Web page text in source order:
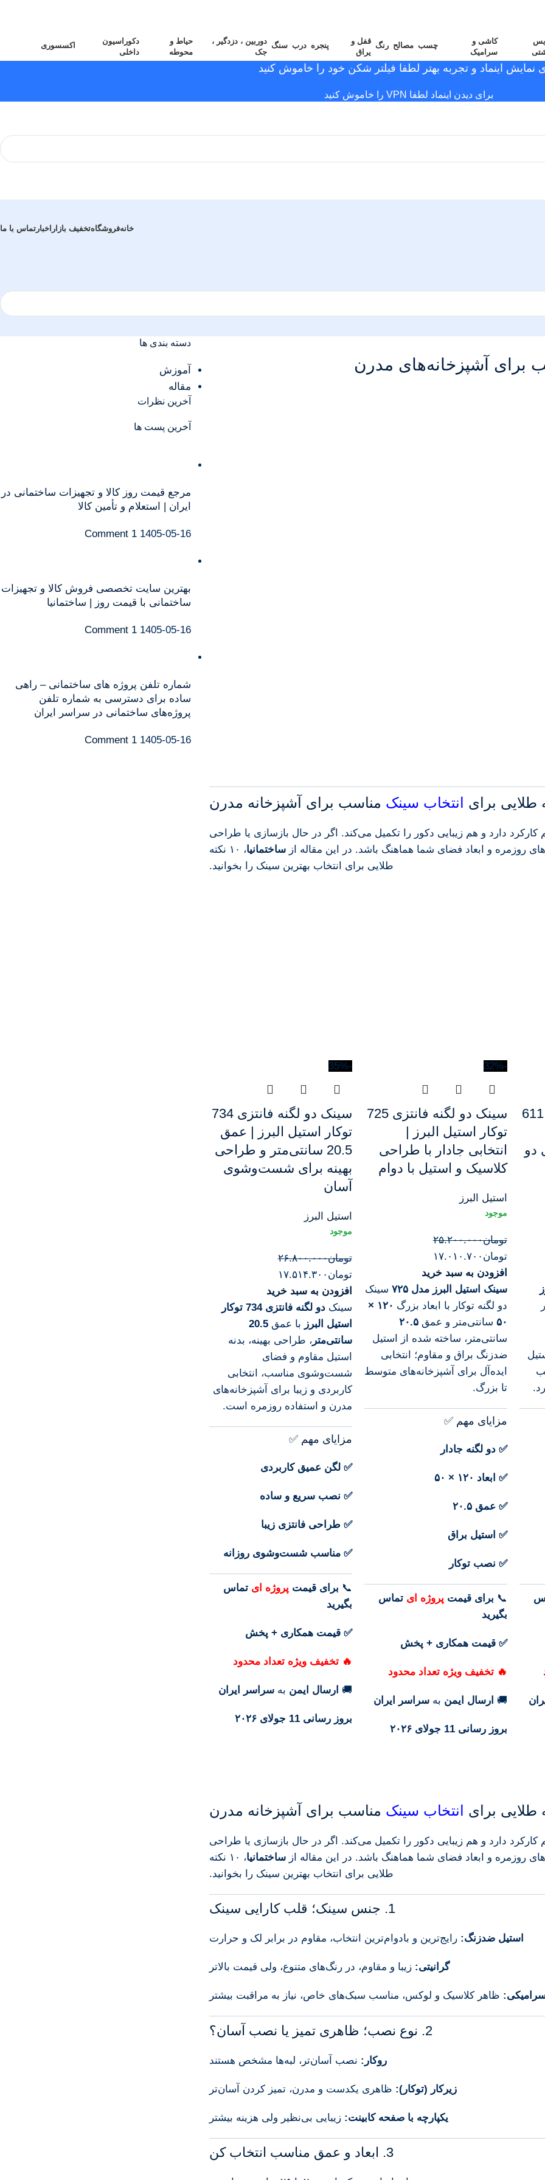
کاشی و
سرامیک
چسب مصالح رنگ قفل و
یراق
پنجره درب سنگ دوربین ، دزدگیر ،
جک
حیاط و
محوطه
دکوراسیون
داخلی
اکسسوری
نمایش اینماد و تجربه بهتر لطفا فیلتر شکن خود را خاموش کنید
برای دیدن اینماد لطفا VPN را خاموش کنید
خانهفروشگاهتخفیف بازار اخبار تماس با ما
طلایی برای انتخاب سینک مناسب برای آشپزخانه مدرن
کارکرد دارد و همزیبایی دکورراتکمیل می‌کند. اگر در حال بازسازی یا طراحی
روزمره و ابعاد فضای شما هماهنگ باشد. در این مقاله ازساختمانیا، ۱۰ نکته
طلایی برای انتخاب بهترین سینکرا بخوانید.
سینک دو لگنه فانتزی 611
دو
-32%
سینک دو لگنه فانتزی 725
توکار استیل البرز |
انتخابی جادار با طراحی
کلاسیک و استیل با دوام
استیل البرز
تومان۲۵.۲۰۰.۰۰۰
تومان ۱۷.۰۱۰.۷۰۰
افزودن به سبد خرید
سینک استیل البرز مدل ۷۲۵
سینک
دو لگنه توکار با ابعاد بزرگ
۱۲۰ ×
۵۰ سانتی‌متر و عمق ۲۰.۵
سانتی‌متر، ساخته شده از استیل
ضدزنگ براق و مقاوم؛ انتخابی
ایده‌آل برای آشپزخانه‌های متوسط
تا بزرگ.
مزایای مهم ✅
✅ دو لگنه جادار
✅ ابعاد ۱۲۰ × ۵۰
✅ عمق ۲۰.۵
✅ استیل براق
✅ نصب توکار
📞 برای قیمت پروژه ای تماس
بگیرید
✅ قیمت همکاری + پخش
🔥 تخفیف ویژه تعداد محدود
🚚 ارسال ایمن بهسراسر ایران
بروز رسانی 11 جولای ۲۰۲۶
-35%
سینک دو لگنه فانتزی 734
توکار استیل البرز | عمق
20.5 سانتی‌متر و طراحی
بهینه برای شست‌وشوی
آسان
استیل البرز
تومان۲۶.۸۰۰.۰۰۰
تومان ۱۷.۵۱۴.۳۰۰
افزودن به سبد خرید
سینک
دو لگنه فانتزی 734 توکار
استیل البرز با عمق20.5
سانتی‌متر، طراحی بهینه، بدنه
استیل مقاوم و فضای
شست‌وشوی مناسب، انتخابی
کاربردی و زیبا برای آشپزخانه‌های
مدرن و استفاده روزمره است.
مزایای مهم ✅
✅ لگن عمیق کاربردی
✅ نصب سریع و ساده
✅ طراحی فانتزی زیبا
✅ مناسب شست‌وشوی روزانه
📞 برای قیمت پروژه ای تماس
بگیرید
✅ قیمت همکاری + پخش
🔥 تخفیف ویژه تعداد محدود
🚚 ارسال ایمن بهسراسر ایران
بروز رسانی 11 جولای ۲۰۲۶
طلایی برای انتخاب سینک مناسب برای آشپزخانه مدرن
کارکرد دارد و همزیبایی دکورراتکمیل می‌کند. اگر در حال بازسازی یا طراحی
روزمره و ابعاد فضای شما هماهنگ باشد. در این مقاله ازساختمانیا، ۱۰ نکته
طلایی برای انتخاب بهترین سینکرا بخوانید.
1. جنس سینک؛ قلبکارایی سینک
استیلضدزنگ: رایج‌ترین و بادوام‌ترین انتخاب، مقاوم در برابر لک و حرارت
گرانیتی: زیبا و مقاوم، دررنگ‌های متنوع، ولی قیمت بالاتر
ظاهرکلاسیک و لوکس، مناسب سبک‌های خاص، نیاز به مراقبت بیشتر
2. نوع نصب؛ ظاهریتمیز یا نصب آسان؟
روکار: نصب آسان‌تر، لبه‌ها مشخص هستند
زیرکار (توکار): ظاهری یکدست و مدرن،تمیزکردن آسان‌تر
یکپارچه باصفحهکابینت: زیبایی بی‌نظیر ولی هزینه بیشتر
3. ابعاد و عمق مناسب انتخابکن
دسته بندی ها
آموزش
مقاله
آخرین نظرات
آخرین پست ها
مرجع قیمت روز کالا و تجهیزات ساختمانی در
ایران | استعلام و تأمین کالا
1405-05-16
1 Comment
بهترین سایت تخصصی فروش کالا و تجهیزات
ساختمانی با قیمت روز | ساختمانیا
1405-05-16
1 Comment
شماره تلفن پروژه های ساختمانی – راهی
ساده برای دسترسی به شماره تلفن
پروژه‌های ساختمانی در سراسر ایران
1405-05-16
1 Comment